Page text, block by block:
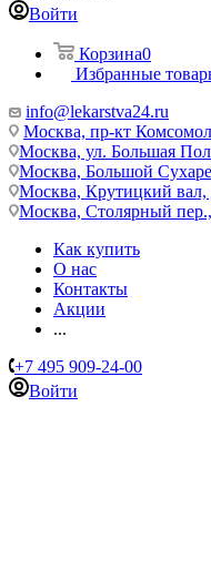
Войти
Корзина0
Избранные
info@lekarstva24.ru
Москва, пр-кт
Москва, ул. Большая
Москва, Большой
Москва, Крутицкий вал,
Москва, Столярный
Как купить
О нас
Контакты
Акции
...
+7 495 909-24-00
Войти